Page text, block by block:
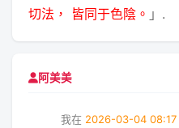
切法， 皆同于色陰。 」.
阿美美
我在 2026-03-04 08:17